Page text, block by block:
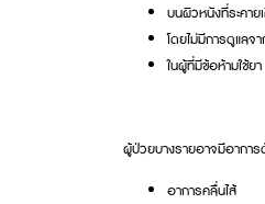
บนผิวหนังที่ระคา
โดยไม่มีการดูแลจ
ในผู้ที่มีข้อห้ามใช้ยา
ผู้ป่วยบางรายอาจมีอากา
อาการคลื่นไส้